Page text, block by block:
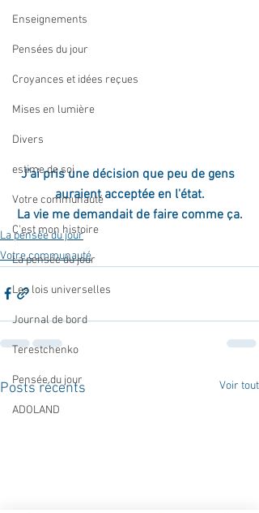
Enseignements
Pensées du jour
Croyances et idées reçues
Mises en lumière
Divers
estime de soi
Votre communauté
C'est mon histoire
La pensée du jour
Les lois universelles
Journal de bord
Terestchenko
Pensée du jour
ADOLAND
J'ai pris une décision que peu de gens
auraient acceptée en l'état.
La vie me demandait de faire comme ça.
La pensée du jour
Votre communauté
Posts récents Voir tout